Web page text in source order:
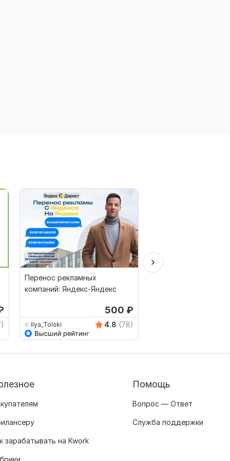
Перенос рекламных
компаний: Яндекс-Яндекс
500 ₽
Ilya_Tolski 4.8 (78)
зарабатывать на Kwork
Помощь
Вопрос — Ответ
Служба поддержки